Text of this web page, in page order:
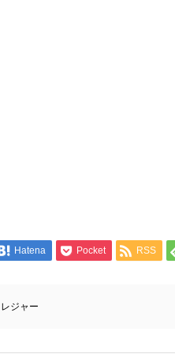
Hatena Pocket RSS
レジャー